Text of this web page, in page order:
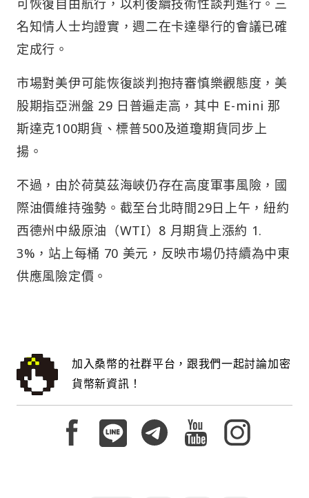
可恢復自由航行，以利後續技術性談判進行。三
名知情人士均證實，週二在卡達舉行的會議已確
定成行。
市場對美伊可能恢復談判抱持審慎樂觀態度，美
股期指亞洲盤 29 日普遍走高，其中 E-mini 那
斯達克100期貨、標普500及道瓊期貨同步上
揚。
不過，由於荷莫茲海峽仍存在高度軍事風險，國
際油價維持強勢。截至台北時間29日上午，紐約
西德州中級原油（WTI）8 月期貨上漲約 1.
3%，站上每桶 70 美元，反映市場仍持續為中東
供應風險定價。
加入桑幣的社群平台，跟我們一起討論加密
貨幣新資訊！